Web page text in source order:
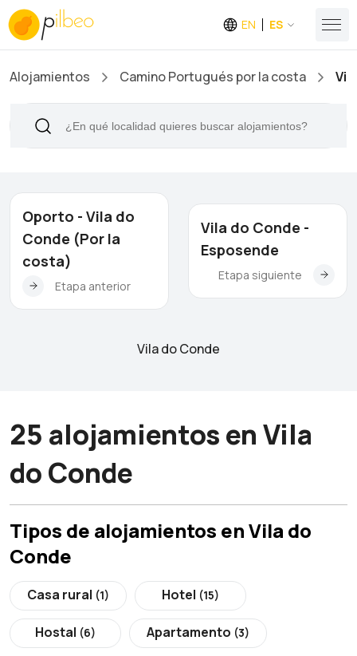
EN ES
Alojamientos Camino Portugués por la costa
Oporto - Vila do
Conde (Por la
costa)
Etapa anterior
Vila do Conde -
Esposende
Etapa siguiente
Vila do Conde
25 alojamientos en Vila
do Conde
Tipos de alojamientos en Vila do
Conde
Casa rural (1) Hotel (15)
Hostal (6) Apartamento (3)